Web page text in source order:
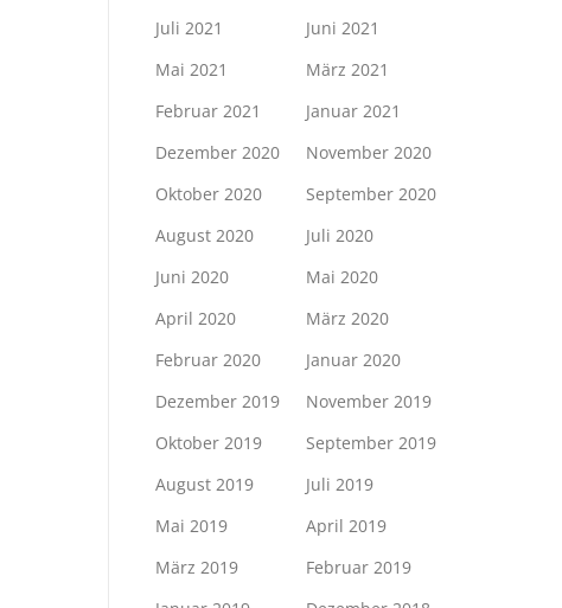
Juli 2021
Juni 2021
Mai 2021
März 2021
Februar 2021
Januar 2021
Dezember 2020
November 2020
Oktober 2020
September 2020
August 2020
Juli 2020
Juni 2020
Mai 2020
April 2020
März 2020
Februar 2020
Januar 2020
Dezember 2019
November 2019
Oktober 2019
September 2019
August 2019
Juli 2019
Mai 2019
April 2019
März 2019
Februar 2019